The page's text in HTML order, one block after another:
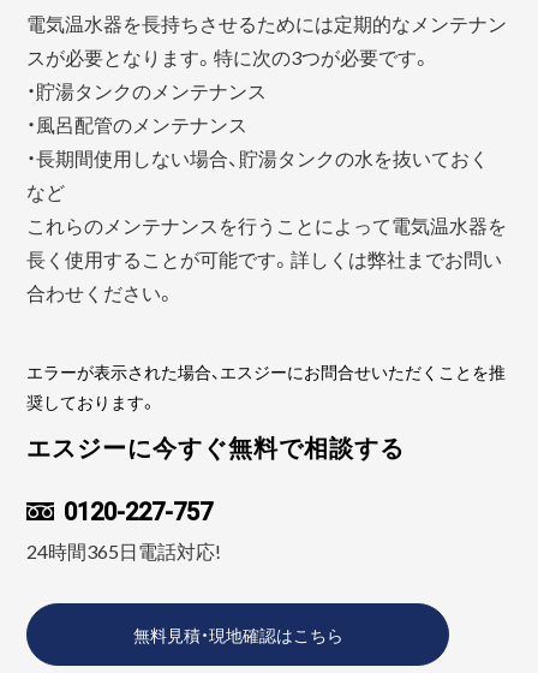
電気温水器を長持ちさせるためには定期的なメンテナン
スが必要となります。特に次の3つが必要です。
・貯湯タンクのメンテナンス
・風呂配管のメンテナンス
・長期間使用しない場合、貯湯タンクの水を抜いておく
など
これらのメンテナンスを行うことによって電気温水器を
長く使用することが可能です。詳しくは弊社までお問い
合わせください。
エラーが表示された場合、エスジーにお問合せいただくことを推
奨しております。
エスジーに今すぐ無料で相談する
0120-227-757
24時間365日電話対応!
無料見積・現地確認はこちら